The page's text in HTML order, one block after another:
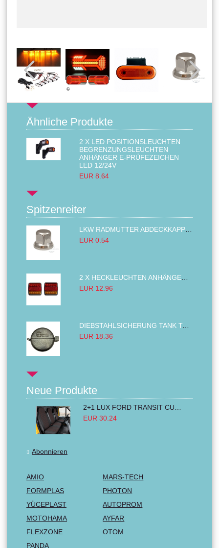
Ähnliche Produkte
2 X LED POSITIONSLEUCHTEN
BEGRENZUNGSLEUCHTEN
ANHÄNGER E-PRÜFEZEICHEN
LED 12/24V
EUR 8.64
Spitzenreiter
EUR 0.54
EUR 12.96
DIEBSTAHLSICHERUNG TANK TANKDECKEL DIESELTANK KRAFTSTOFFTANKDECKEL VERRIEGELUNG PASSEND FÜR LKW PKW TRAKTOREN BAGGER 80MM
EUR 18.36
Neue Produkte
EUR 30.24
Abonnieren
AMIO
MARS-TECH
FORMPLAS
PHOTON
YÜCEPLAST
AUTOPROM
MOTOHAMA
AYFAR
FLEXZONE
OTOM
PANDA